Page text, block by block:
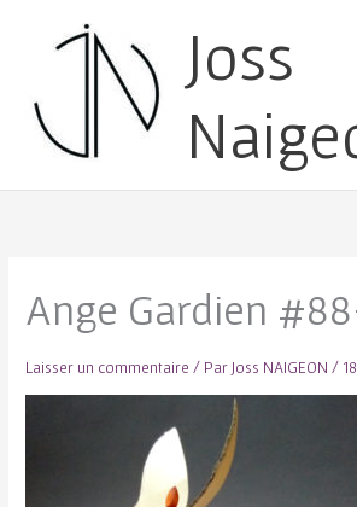
Joss
Ange Gardien
Laisser un commentaire / Par Joss NAIGEON /